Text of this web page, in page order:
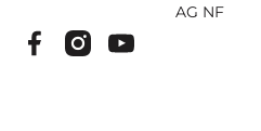
AG NF